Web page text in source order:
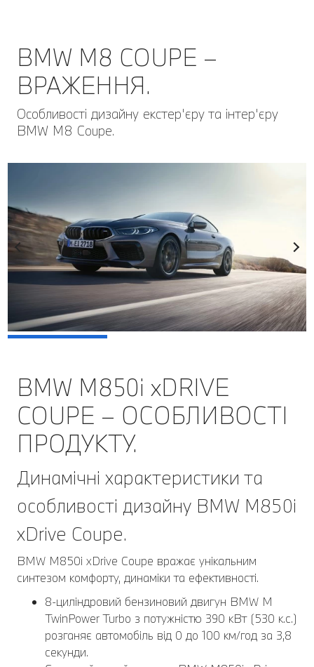
BMW M8 COUPE –
ВРАЖЕННЯ.
Особливості дизайну екстер'єру та інтер'єру
BMW M8 Coupe.
BMW M850i xDRIVE
COUPE – ОСОБЛИВОСТІ
ПРОДУКТУ.
Динамічні характеристики та
особливості дизайну BMW M850i
xDrive Coupe.
BMW M850i xDrive Coupe вражає унікальним
синтезом комфорту, динаміки та ефективності.
8-циліндровий бензиновий двигун BMW M
TwinPower Turbo з потужністю 390 кВт (530 к.с.)
розганяє автомобіль від 0 до 100 км/год за 3,8
секунди.